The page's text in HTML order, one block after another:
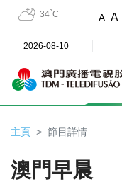
34˚C A A
2026-08-10
主頁 節目詳情
澳門早晨